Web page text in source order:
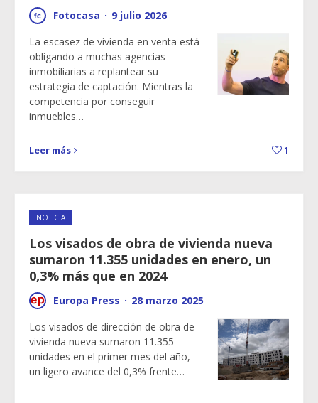
Fotocasa · 9 julio 2026
La escasez de vivienda en venta está
obligando a muchas agencias
inmobiliarias a replantear su
estrategia de captación. Mientras la
competencia por conseguir
inmuebles…
Leer más 1
NOTICIA
Los visados de obra de vivienda nueva
sumaron 11.355 unidades en enero, un
0,3% más que en 2024
Europa Press · 28 marzo 2025
Los visados de dirección de obra de
vivienda nueva sumaron 11.355
unidades en el primer mes del año,
un ligero avance del 0,3% frente…